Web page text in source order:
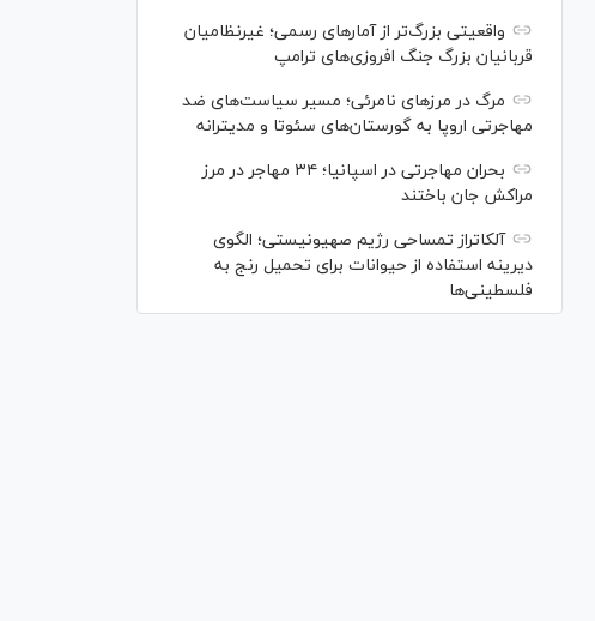
واقعیتی بزرگ‌تر از آمار‌های رسمی؛ غیرنظامیان
قربانیان بزرگ جنگ افروزی‌های ترامپ
مرگ در مرز‌های نامرئی؛ مسیر سیاست‌های ضد
مهاجرتی اروپا به گورستان‌های سئوتا و مدیترانه
بحران مهاجرتی در اسپانیا؛ ۳۴ مهاجر در مرز
مراکش جان باختند
آلکاتراز تمساحی رژیم صهیونیستی؛ الگوی
دیرینه استفاده از حیوانات برای تحمیل رنج به
فلسطینی‌ها